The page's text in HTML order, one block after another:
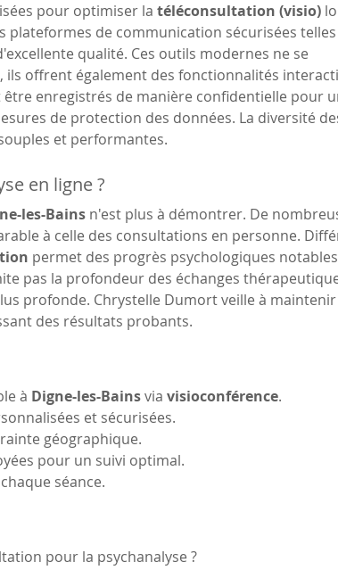
pour optimiser la téléconsultation (visio)
plateformes de communication sécurisées
qualité. Ces outils modernes ne se
offrent également des fonctionnalités
enregistrés de manière confidentielle pour
de protection des données. La diversité
et performantes.
en ligne ?
les-Bains n'est plus à démontrer. De
à celle des consultations en personne.
permet des progrès psychologiques
pas la profondeur des échanges
profonde. Chrystelle Dumort veille à
des résultats probants.
à Digne-les-Bains via visioconférence.
et sécurisées.
géographique.
pour un suivi optimal.
séance.
pour la psychanalyse ?